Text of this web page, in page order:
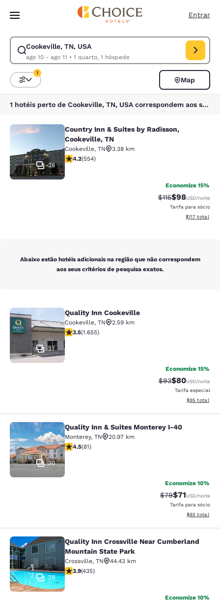
Pular Para Conteúdo Principal
Entrar
Cookeville, TN, USA
ago 10 - ago 11 • 1 quarto, 1 hóspede
Modificar pesquisa para Cookeville, TN, USA. Data de check-in ago
Classificar e filtrar
1
Map
1 hotéis perto de Cookeville, TN, USA correspondem aos seus filtros
Country Inn & Suites by Radisson,
28
Country Inn & Suites by Radisson,
Cookeville, TN
Cookeville, TN
3.38 km
classificação 4.17 estrelas. Muito bom. 554 avaliações
4.2(554)
Economize 15%
Tarifa anterior
$115Tarifa com
$98USD/noite
Tarifa para sócio
Exibir
$117 total
Abaixo estão hotéis adicionais na região que não correspondem
aos seus critérios de pesquisa exatos.
Quality Inn Cookeville
27
Quality Inn Cookeville
Cookeville, TN
2.59 km
classificação 3.52 estrelas. Bom. 1655 avaliações
3.5(1.655)
Economize 15%
Tarifa anterior
$93Tarifa com
$80USD/noite
Tarifa especial
Exibir
$95 total
Quality Inn & Suites Monterey I-40
30
Quality Inn & Suites Monterey I-40
Monterey, TN
20.97 km
classificação 4.47 estrelas. Excelente. 81 avaliações
4.5(81)
Economize 10%
Tarifa anterior
$79Tarifa com
$71USD/noite
Tarifa para sócio
Exibir
$85 total
Quality Inn Crossville Near
29
Quality Inn Crossville Near Cumberland
Mountain State Park
Crossville, TN
44.43 km
classificação 3.94 estrelas. Bom. 435 avaliações
3.9(435)
Economize 10%